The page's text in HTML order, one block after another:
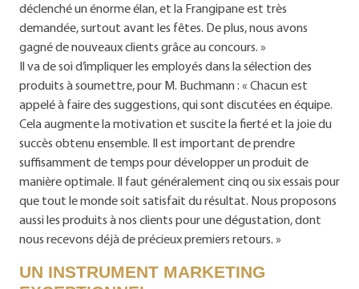
déclenché un énorme élan, et la Frangipane est très
demandée, surtout avant les fêtes. De plus, nous avons
gagné de nouveaux clients grâce au concours. »
Il va de soi d’impliquer les employés dans la sélection des
produits à soumettre, pour M. Buchmann : « Chacun est
appelé à faire des suggestions, qui sont discutées en équipe.
Cela augmente la motivation et suscite la fierté et la joie du
succès obtenu ensemble. Il est important de prendre
suffisamment de temps pour développer un produit de
manière optimale. Il faut généralement cinq ou six essais pour
que tout le monde soit satisfait du résultat. Nous proposons
aussi les produits à nos clients pour une dégustation, dont
nous recevons déjà de précieux premiers retours. »
UN INSTRUMENT MARKETING